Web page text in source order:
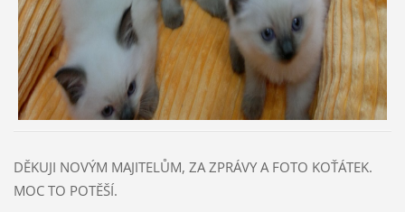
DĚKUJI NOVÝM MAJITELŮM, ZA ZPRÁVY A FOTO KOŤÁTEK.
MOC TO POTĚŠÍ.